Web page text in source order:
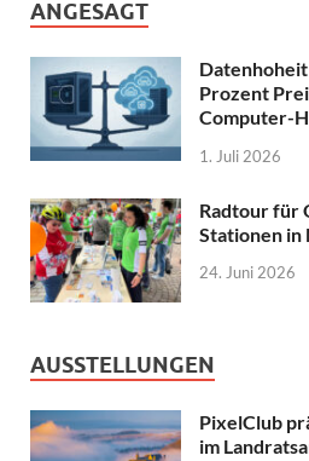
ANGESAGT
Prozent
Computer-
1. Juli 2026
Radtour für
Stationen in
24. Juni 2026
AUSSTELLUNGEN
PixelClub
im